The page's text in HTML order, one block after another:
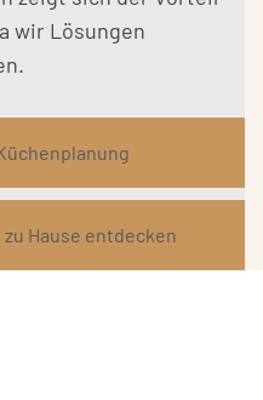
Hause entdecken
wir Lösungen